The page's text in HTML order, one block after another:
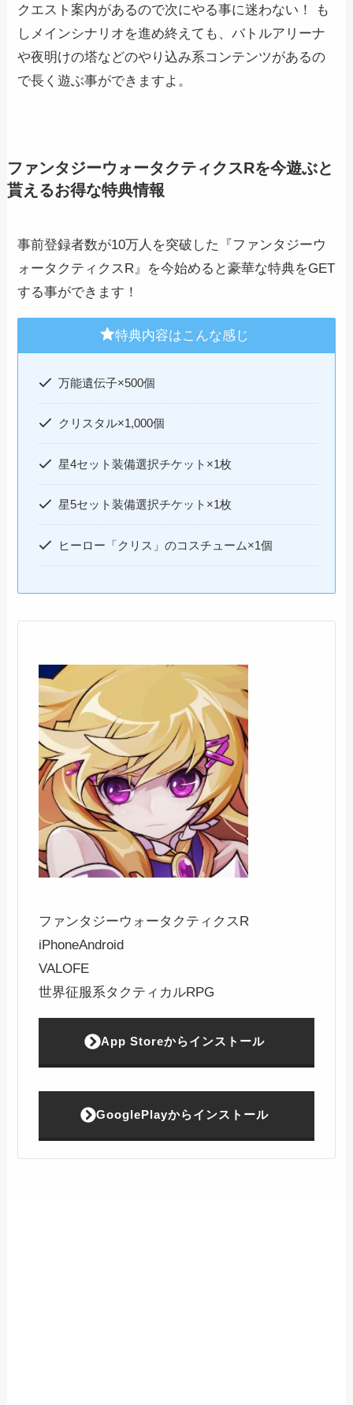
クエスト案内があるので次にやる事に迷わない！ も
しメインシナリオを進め終えても、バトルアリーナ
や夜明けの塔などのやり込み系コンテンツがあるの
で長く遊ぶ事ができますよ。
ファンタジーウォータクティクスRを今遊ぶと
貰えるお得な特典情報
事前登録者数が10万人を突破した『ファンタジーウ
ォータクティクスR』を今始めると豪華な特典をGET
する事ができます！
特典内容はこんな感じ
万能遺伝子×500個
クリスタル×1,000個
星4セット装備選択チケット×1枚
星5セット装備選択チケット×1枚
ヒーロー「クリス」のコスチューム×1個
ファンタジーウォータクティクスR
iPhoneAndroid
VALOFE
世界征服系タクティカルRPG
App Storeからインストール
GooglePlayからインストール